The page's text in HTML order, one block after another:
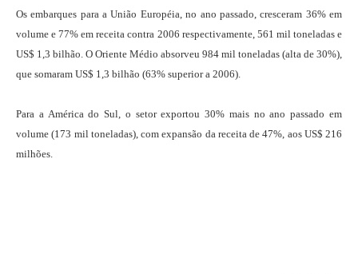
Os embarques para a União Européia, no ano passado, cresceram 36% em
volume e 77% em receita contra 2006 respectivamente, 561 mil toneladas e
US$ 1,3 bilhão. O Oriente Médio absorveu 984 mil toneladas (alta de 30%),
que somaram US$ 1,3 bilhão (63% superior a 2006).
Para a América do Sul, o setor exportou 30% mais no ano passado em
volume (173 mil toneladas), com expansão da receita de 47%, aos US$ 216
milhões.